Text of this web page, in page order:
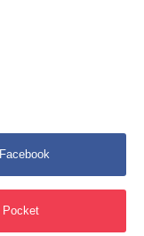
Facebook
Pocket